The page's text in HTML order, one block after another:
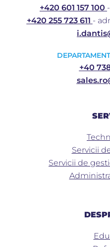
+420 601 157 100
+420 255 723 611 -
+40
Servicii
Servicii de